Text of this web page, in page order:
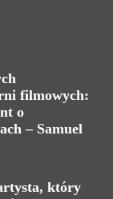
filmowych:
o
– Samuel
który